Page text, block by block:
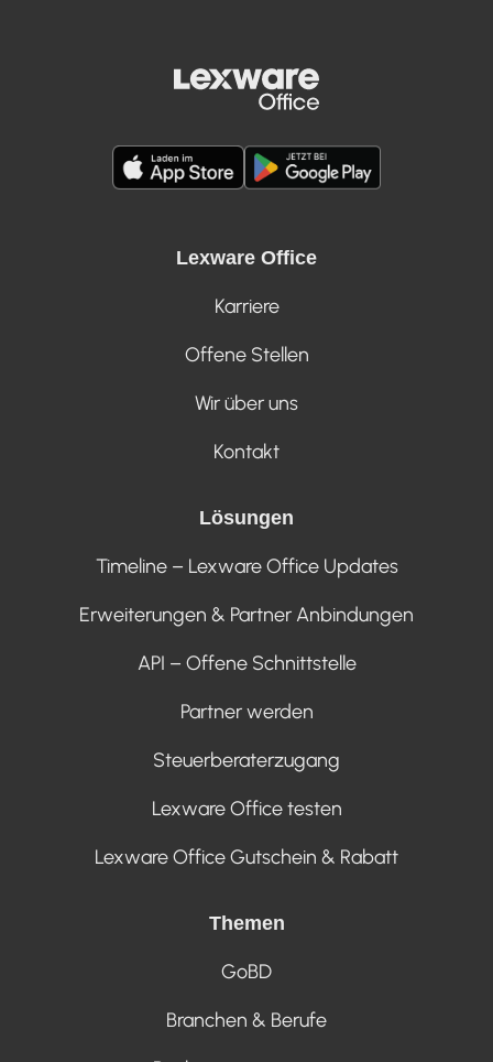
Lexware Office
Karriere
Offene Stellen
Wir über uns
Kontakt
Lösungen
Timeline – Lexware Office Updates
Erweiterungen & Partner Anbindungen
API – Offene Schnittstelle
Partner werden
Steuerberaterzugang
Lexware Office testen
Lexware Office Gutschein & Rabatt
Themen
GoBD
Branchen & Berufe